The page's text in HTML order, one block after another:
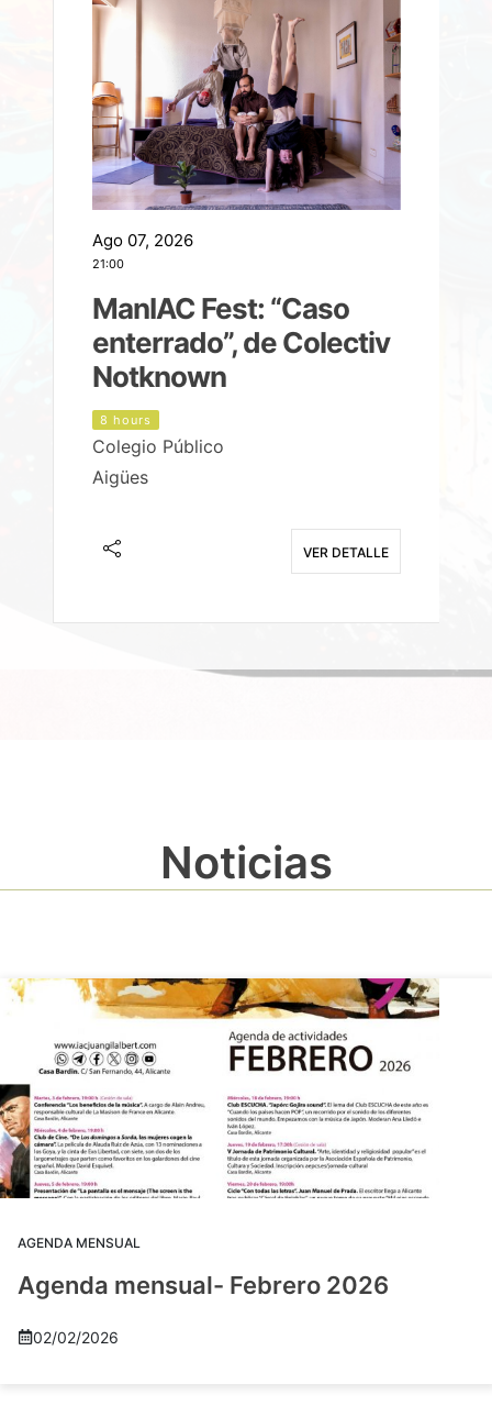
Ago 07, 2026
21:00
ManIAC Fest: “Caso
enterrado”, de Colectiv
Notknown
8 hours
Colegio Público
Aigües
VER DETALLE
Noticias
AGENDA MENSUAL
Agenda mensual- Febrero 2026
02/02/2026